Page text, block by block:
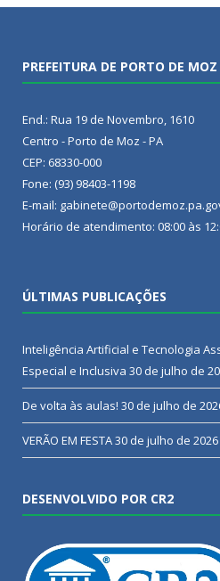
PREFEITURA DE PORTO DE MOZ
End.: Rua 19 de Novembro, 1610
Centro - Porto de Moz - PA
CEP: 68330-000
Fone: (93) 98403-1198
E-mail:
Horário de atendimento: 08:00 às
ÚLTIMAS PUBLICAÇÕES
Inteligência Artificial e Tecnologia
Especial e Inclusiva 30 de julho de
De volta às aulas! 30 de julho de
VERÃO EM FESTA30 de julho de 2026
DESENVOLVIDO POR CR2